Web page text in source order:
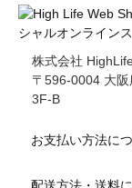
株式会社
〒596-0004 大
3F-B
お支払い方法に